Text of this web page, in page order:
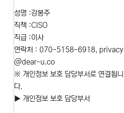
성명 :강봉주
직책 :CISO
직급 :이사
연락처 : 070-5158-6918, privacy
@dear-u.co
※ 개인정보 보호 담당부서로 연결됩니
다.
▶ 개인정보 보호 담당부서